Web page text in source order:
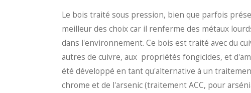
Le bois traité sous pression, bien que parfois
meilleur des choix car il renferme des métaux
dans l'environnement. Ce bois est traité avec du
autres de cuivre, aux propriétés fongicides, et
été développé en tant qu'alternative à un
chrome et de l'arsenic (traitement ACC, pour